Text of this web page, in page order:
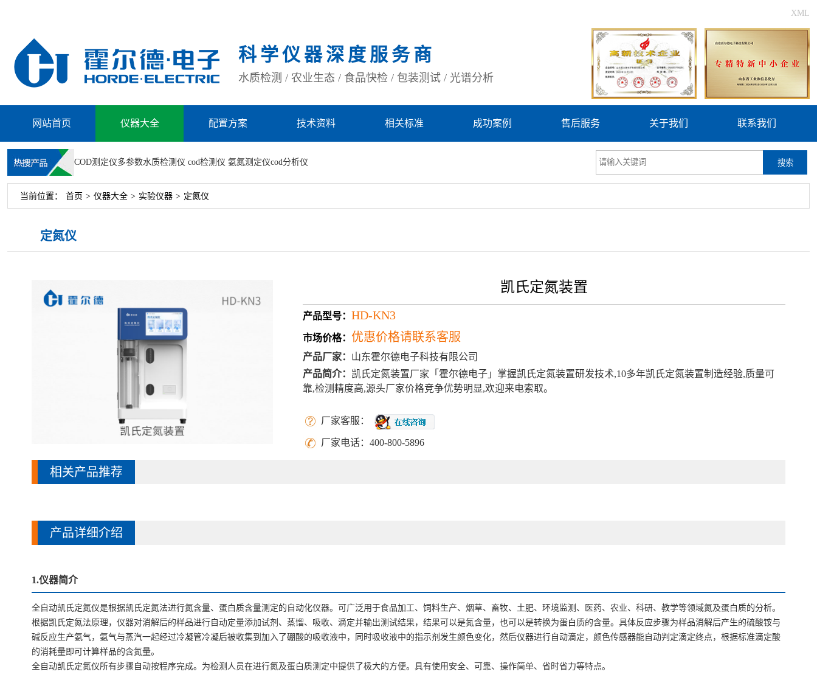
XML
科学仪器深度服务商
水质检测 / 农业生态 / 食品快检 / 包装测试 / 光谱分析
网站首页 仪器大全 配置方案 技术资料 相关标准 成功案例 售后服务 关于我们 联系我们
COD测定仪多参数水质检测仪 cod检测仪 氨氮测定仪cod分析仪 搜索
当前位置： 首页 > 仪器大全 > 实验仪器 > 定氮仪
定氮仪
凯氏定氮装置
产品型号： HD-KN3
市场价格： 优惠价格请联系客服
产品厂家： 山东霍尔德电子科技有限公司
产品简介： 凯氏定氮装置厂家「霍尔德电子」掌握凯氏定氮装置研发技术,10多年凯氏定氮装置制造经验,质量可
靠,检测精度高,源头厂家价格竞争优势明显,欢迎来电索取。
厂家客服：
厂家电话：400-800-5896
相关产品推荐
产品详细介绍
1.仪器简介
全自动凯氏定氮仪是根据凯氏定氮法进行氮含量、蛋白质含量测定的自动化仪器。可广泛用于食品加工、饲料生产、烟草、畜牧、土肥、环境监测、医药、农业、科研、教学等领域氮及蛋白质的分析。
根据凯氏定氮法原理，仪器对消解后的样品进行自动定量添加试剂、蒸馏、吸收、滴定并输出测试结果，结果可以是氮含量，也可以是转换为蛋白质的含量。具体反应步骤为样品消解后产生的硫酸铵与
碱反应生产氨气，氨气与蒸汽一起经过冷凝管冷凝后被收集到加入了硼酸的吸收液中，同时吸收液中的指示剂发生颜色变化，然后仪器进行自动滴定，颜色传感器能自动判定滴定终点，根据标准滴定酸
的消耗量即可计算样品的含氮量。
全自动凯氏定氮仪所有步骤自动按程序完成。为检测人员在进行氮及蛋白质测定中提供了极大的方便。具有使用安全、可靠、操作简单、省时省力等特点。